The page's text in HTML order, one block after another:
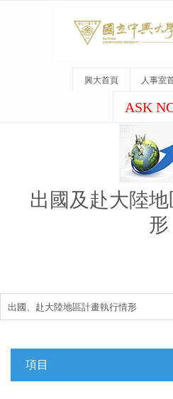
興大首頁 人事室
ASK
出國及赴大陸
形
出國、赴大陸地區計畫執行情形
項目